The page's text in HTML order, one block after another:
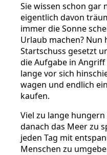
Sie wissen schon gar
eigentlich davon
immer die Sonne
Urlaub machen? Nun
Startschuss gesetzt
die Aufgabe in Angriff
lange vor sich
wagen und endlich
kaufen.
Viel zu lange hungern
danach das Meer zu
jeden Tag mit
Menschen zu